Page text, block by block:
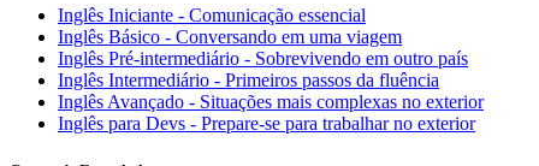
Inglês Iniciante - Comunicação essencial
Inglês Básico - Conversando em uma viagem
Inglês Pré-intermediário - Sobrevivendo em outro país
Inglês Intermediário - Primeiros passos da fluência
Inglês Avançado - Situações mais complexas no exterior
Inglês para Devs - Prepare-se para trabalhar no exterior